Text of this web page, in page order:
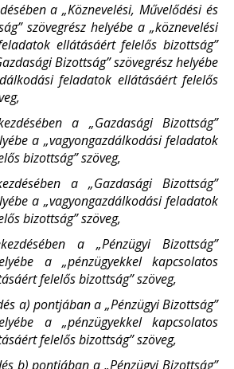
a „Köznevelési, Művelődési és
szövegrész helyébe a „köznevelési
ellátásáért felelős bizottság”
Bizottság” szövegrész helyébe
feladatok ellátásáért felelős
a „Gazdasági Bizottság”
a „vagyongazdálkodási feladatok
bizottság” szöveg,
a „Gazdasági Bizottság”
a „vagyongazdálkodási feladatok
bizottság” szöveg,
a „Pénzügyi Bizottság”
a „pénzügyekkel kapcsolatos
felelős bizottság” szöveg,
a) pontjában a „Pénzügyi Bizottság”
a „pénzügyekkel kapcsolatos
felelős bizottság” szöveg,
b) pontjában a „Pénzügyi Bizottság”